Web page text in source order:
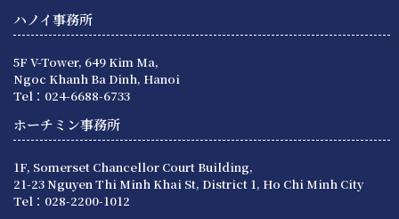
ハノイ事務所
5F V-Tower, 649 Kim Ma,
Ngoc Khanh Ba Dinh, Hanoi
Tel：024-6688-6733
ホーチミン事務所
1F, Somerset Chancellor Court Building,
21-23 Nguyen Thi Minh Khai St, District 1, Ho Chi Minh City
Tel：028-2200-1012